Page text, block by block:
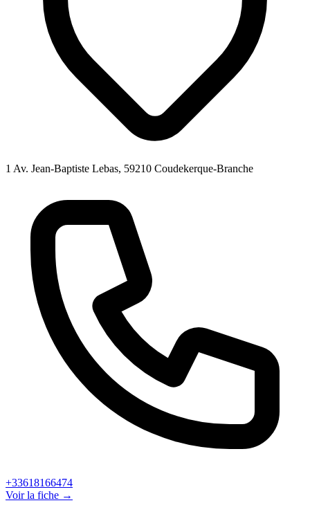
1 Av. Jean-Baptiste Lebas, 59210 Coudekerque-Branche
+33618166474
Voir la fiche →